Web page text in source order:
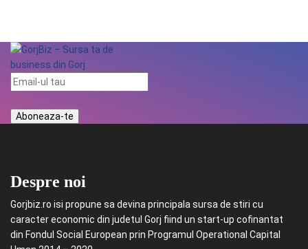
Despre noi
Gorjbiz.ro isi propune sa devina principala sursa de stiri cu
caracter economic din judetul Gorj fiind un start-up cofinantat
din Fondul Social European prin Programul Operational Capital